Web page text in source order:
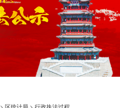
>区统计局 >行政执法过程